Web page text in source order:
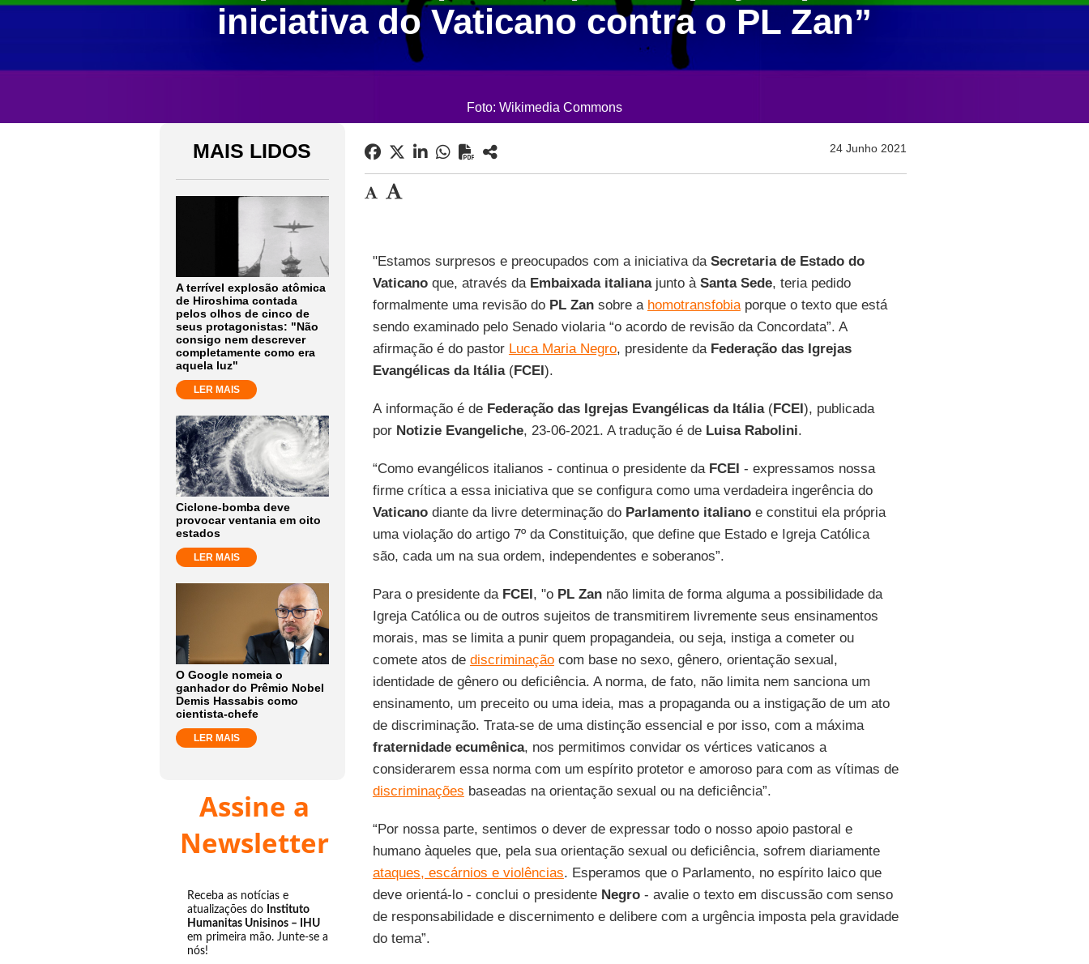
iniciativa do Vaticano contra o PL Zan”
Foto: Wikimedia Commons
MAIS LIDOS
A terrível explosão atômica
de Hiroshima contada
pelos olhos de cinco de
seus protagonistas: "Não
consigo nem descrever
completamente como era
aquela luz"
LER MAIS
Ciclone-bomba deve
provocar ventania em oito
estados
LER MAIS
O Google nomeia o
ganhador do Prêmio Nobel
Demis Hassabis como
cientista-chefe
LER MAIS
Assine a
Newsletter
Receba as notícias e
atualizações do Instituto
Humanitas Unisinos – IHU
em primeira mão. Junte-se a
nós!
24 Junho 2021
"Estamos surpresos e preocupados com a iniciativa da Secretaria de Estado do
Vaticanoque, através da Embaixada italianajunto à Santa Sede, teria pedido
formalmente uma revisão do PL Zansobre a homotransfobiaporque o texto que está
sendo examinado pelo Senado violaria “o acordo de revisão da Concordata”. A
afirmação é do pastor Luca Maria Negro, presidente da Federação das Igrejas
Evangélicas da Itália(FCEI).
A informação é de Federação das Igrejas Evangélicas da Itália(FCEI), publicada
por Notizie Evangeliche, 23-06-2021. A tradução é de Luisa Rabolini.
“Como evangélicos italianos - continua o presidente da FCEI - expressamos nossa
firme crítica a essa iniciativa que se configura como uma verdadeira ingerência do
Vaticanodiante da livre determinação do Parlamento italianoe constitui ela própria
uma violação do artigo 7º da Constituição, que define que Estado e Igreja Católica
são, cada um na sua ordem, independentes e soberanos”.
Para o presidente da FCEI, "o PL Zannão limita de forma alguma a possibilidade da
Igreja Católica ou de outros sujeitos de transmitirem livremente seus ensinamentos
morais, mas se limita a punir quem propagandeia, ou seja, instiga a cometer ou
comete atos de discriminaçãocom base no sexo, gênero, orientação sexual,
identidade de gênero ou deficiência. A norma, de fato, não limita nem sanciona um
ensinamento, um preceito ou uma ideia, mas a propaganda ou a instigação de um ato
de discriminação. Trata-se de uma distinção essencial e por isso, com a máxima
fraternidade ecumênica, nos permitimos convidar os vértices vaticanos a
considerarem essa norma com um espírito protetor e amoroso para com as vítimas de
discriminações baseadas na orientação sexual ou na deficiência”.
“Por nossa parte, sentimos o dever de expressar todo o nosso apoio pastoral e
humano àqueles que, pela sua orientação sexual ou deficiência, sofrem diariamente
ataques, escárnios e violências. Esperamos que o Parlamento, no espírito laico que
deve orientá-lo - conclui o presidente Negro- avalie o texto em discussão com senso
de responsabilidade e discernimento e delibere com a urgência imposta pela gravidade
do tema”.